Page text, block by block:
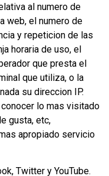
al numero de
web, el numero de
y repeticion de las
horaria de uso, el
que presta el
que utiliza, o la
su direccion IP.
lo mas visitado
gusta, etc,
apropiado servicio
Twitter y YouTube.